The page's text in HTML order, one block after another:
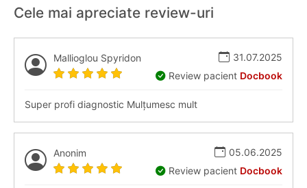
Cele mai apreciate review-uri
Mallioglou Spyridon
31.07.2025
Review pacient Docbook
Super profi diagnostic Mulțumesc mult
Anonim
05.06.2025
Review pacient Docbook